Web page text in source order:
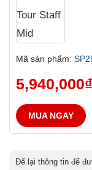
Mã sản phẩm:
5,940,000₫
MUA NGAY
Để lại thông tin để